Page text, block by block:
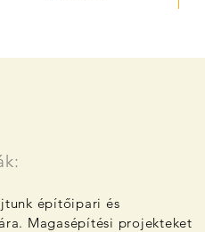
építőipari és
Magasépítési projekteket